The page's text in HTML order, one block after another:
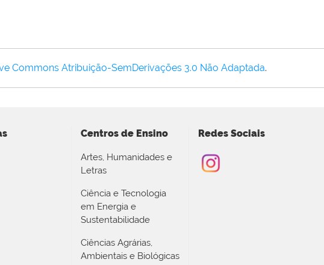
Commons Atribuição-SemDerivações 3.0 Não Adaptada.
Centros de Ensino
Artes, Humanidades e
Letras
Ciência e Tecnologia
em Energia e
Sustentabilidade
Ciências Agrárias,
Ambientais e Biológicas
Redes Sociais